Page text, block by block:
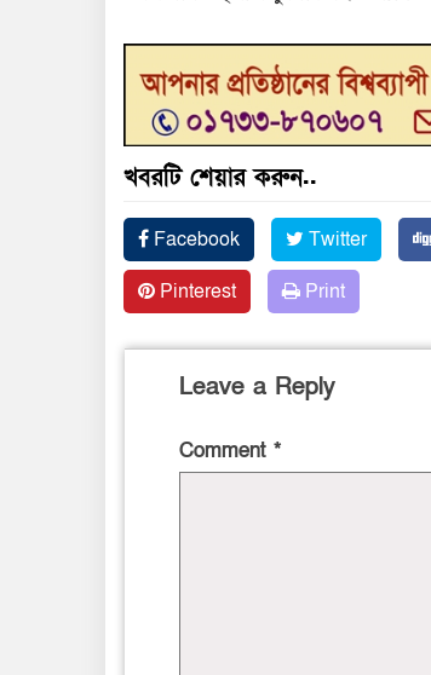
খবরটি শেয়ার করুন..
Facebook Twitter
Pinterest
Print
Leave a Reply
Comment *